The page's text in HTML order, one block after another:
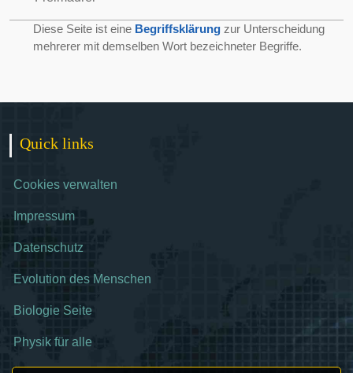
Diese Seite ist eine Begriffsklärung zur Unterscheidung
mehrerer mit demselben Wort bezeichneter Begriffe.
Quick links
Cookies verwalten
Impressum
Datenschutz
Evolution des Menschen
Biologie Seite
Physik für alle